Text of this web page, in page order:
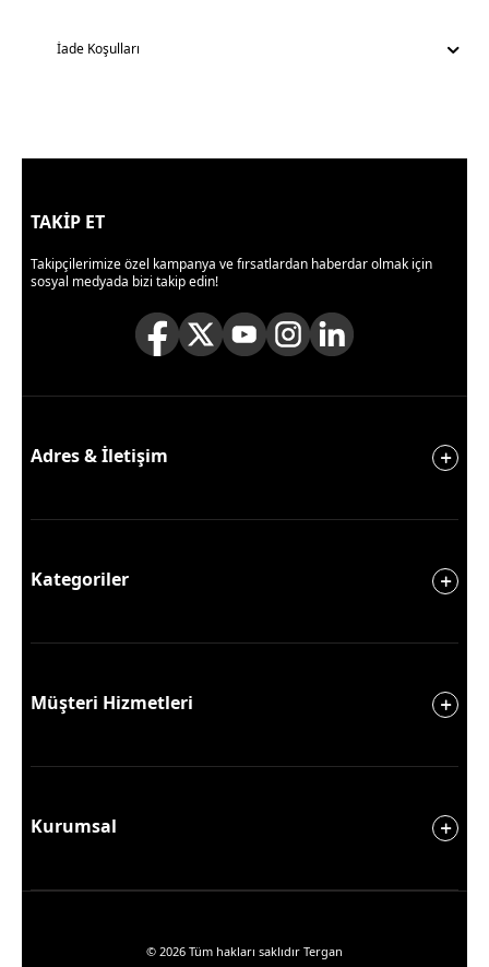
İade Koşulları
TAKİP ET
Takipçilerimize özel kampanya ve fırsatlardan haberdar olmak için
sosyal medyada bizi takip edin!
Adres & İletişim
Kategoriler
Müşteri Hizmetleri
Kurumsal
© 2026 Tüm hakları saklıdır Tergan